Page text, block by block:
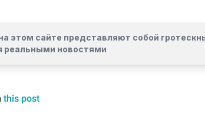
этом сайте представляют собой
реальными новостями